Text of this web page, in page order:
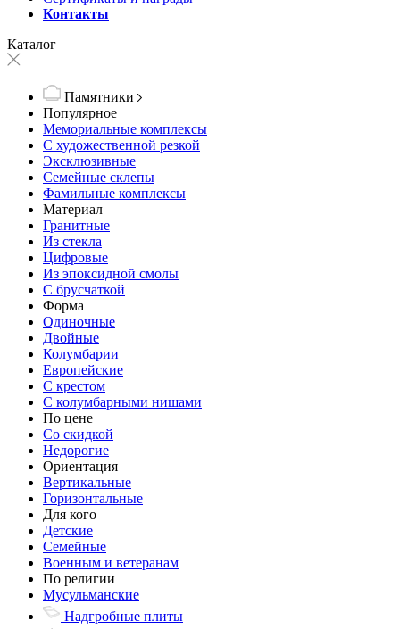
Контакты
Каталог
Памятники
Популярное
Мемориальные комплексы
С художественной резкой
Эксклюзивные
Семейные склепы
Фамильные комплексы
Материал
Гранитные
Из стекла
Цифровые
Из эпоксидной смолы
С брусчаткой
Форма
Одиночные
Двойные
Колумбарии
Европейские
С крестом
С колумбарными нишами
По цене
Со скидкой
Недорогие
Ориентация
Вертикальные
Горизонтальные
Для кого
Детские
Семейные
Военным и ветеранам
По религии
Мусульманские
Надгробные плиты